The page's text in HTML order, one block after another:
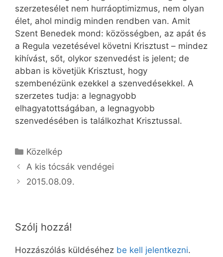
szerzetesélet nem hurráoptimizmus, nem olyan
élet, ahol mindig minden rendben van. Amit
Szent Benedek mond: közösségben, az apát és
a Regula vezetésével követni Krisztust – mindez
kihívást, sőt, olykor szenvedést is jelent; de
abban is követjük Krisztust, hogy
szembenézünk ezekkel a szenvedésekkel. A
szerzetes tudja: a legnagyobb
elhagyatottságában, a legnagyobb
szenvedésében is találkozhat Krisztussal.
Kategória
Közelkép
A kis tócsák vendégei
2015.08.09.
Szólj hozzá!
Hozzászólás küldéséhez be kell jelentkezni.